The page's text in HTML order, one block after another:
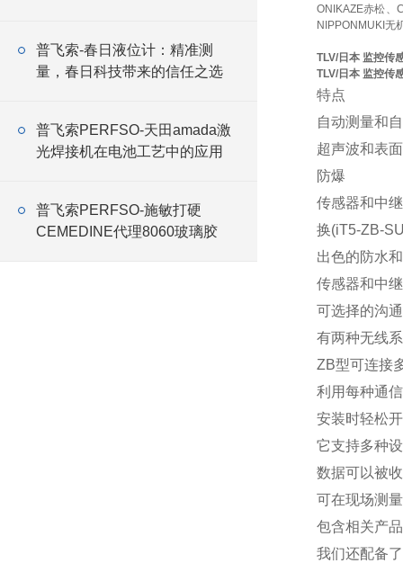
普飞索-春日液位计：精准测
量，春日科技带来的信任之选
普飞索PERFSO-天田amada激
光焊接机在电池工艺中的应用
普飞索PERFSO-施敏打硬
CEMEDINE代理8060玻璃胶
ONIKAZE赤松、
NIPPONMUKI无
TLV/日本 监控传
TLV/日本 监控传
特点
自动测量和
超声波和表
防爆
传感器和中
换(iT5-ZB-
出色的防水
传感器和中
可选择的沟
有两种无线
ZB型可连接
利用每种通
安装时轻松
它支持多种
数据可以被
可在现场测
包含相关产品
我们还配备